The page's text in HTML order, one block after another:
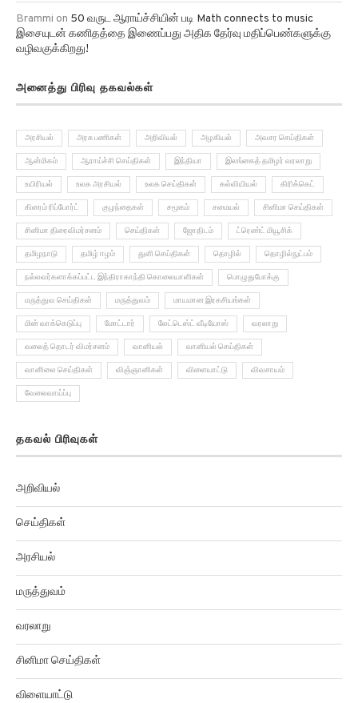
Brammi on 50 வருட ஆராய்ச்சியின் படி Math connects to music
இசையுடன் கணிதத்தை இணைப்பது அதிக தேர்வு மதிப்பெண்களுக்கு
வழிவகுக்கிறது!
அனைத்து பிரிவு தகவல்கள்
அரசியல் அரசு பணிகள் அறிவியல் அழகியல் அவசர செய்திகள்
ஆன்மிகம் ஆராய்ச்சி செய்திகள் இந்தியா இலங்கைத் தமிழர் வரலாறு
உயிரியல் உலக அரசியல் உலக செய்திகள் கல்வியியல் கிரிக்கெட்
கிரைம் ரிப்போர்ட் குழந்தைகள் சமூகம் சமையல் சினிமா செய்திகள்
சினிமா திரைவிமர்சனம் செய்திகள் ஜோதிடம் ட்ரெண்ட் மியூசிக்
தமிழநாடு தமிழ் ஈழம் துளி செய்திகள் தொழில் தொழில்நுட்பம்
நல்லவர்களாக்கப்பட்ட இந்திராகாந்தி கொலையாளிகள் பொழுதுபோக்கு
மருத்துவ செய்திகள் மருத்துவம் மாயமான இரகசியங்கள்
மின் வாக்கெடுப்பு மோட்டார் லேட்டெஸ்ட் வீடியோஸ் வரலாறு
வலைத் தொடர் விமர்சனம் வானியல் வானியல் செய்திகள்
வானிலை செய்திகள் விஞ்ஞானிகள் விளையாட்டு விவசாயம்
வேலைவாய்ப்பு
தகவல் பிரிவுகள்
அறிவியல்
செய்திகள்
அரசியல்
மருத்துவம்
வரலாறு
சினிமா செய்திகள்
விளையாட்டு